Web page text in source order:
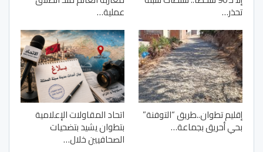
تحذر… عملية…
إقليم تطوان..طريق “التوفنة”
بحي أحريق بجماعة…
اتحاد المقاولات الإعلامية
بتطوان يشيد بتضحيات
الصحافيين خلال…